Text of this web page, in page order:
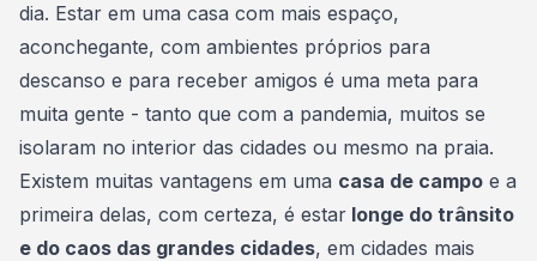
dia. Estar em uma casa com mais espaço,
aconchegante, com ambientes próprios para
descanso e para receber amigos é uma meta para
muita gente - tanto que com a pandemia, muitos se
isolaram no interior das cidades ou mesmo na praia.
Existem muitas vantagens em uma casa de campo e a
primeira delas, com certeza, é estar longe do trânsito
e do caos das grandes cidades, em cidades mais